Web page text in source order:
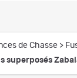
de Chasse >
superposés